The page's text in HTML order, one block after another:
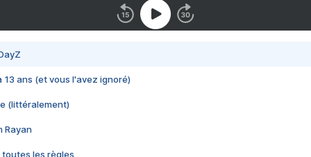
13 ans (et vous l'avez ignoré)
(littéralement)
Rayan
toutes les règles